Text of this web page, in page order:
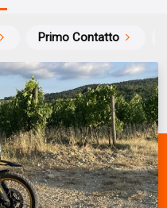
Primo Contatto